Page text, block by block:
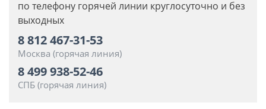
по телефону горячей линии круглосуточно и без
выходных
8 812 467-31-53
Москва (горячая линия)
8 499 938-52-46
СПБ (горячая линия)